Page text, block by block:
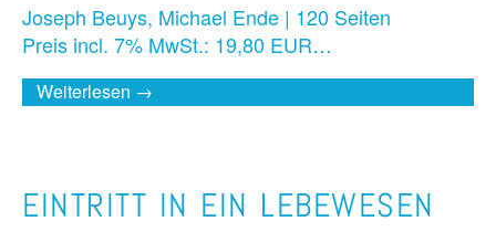
Joseph Beuys, Michael Ende | 120 Seiten
Preis incl. 7% MwSt.: 19,80 EUR…
Weiterlesen →
EINTRITT IN EIN LEBEWESEN